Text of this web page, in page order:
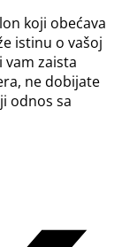
koji obećava
istinu o vašoj
zaista
ne dobijate
odnos sa